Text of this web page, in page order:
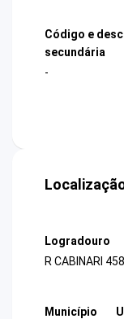
Código e
secundária
-
Logradouro
R CABINARI 458
Município